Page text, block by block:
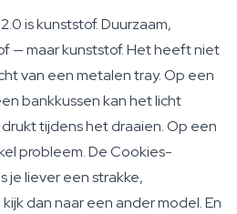
is kunststof. Duurzaam,
— maar kunststof. Het heeft niet
van een metalen tray. Op een
bankkussen kan het licht
tijdens het draaien. Op een
probleem. De Cookies-
je liever een strakke,
dan naar een ander model. En